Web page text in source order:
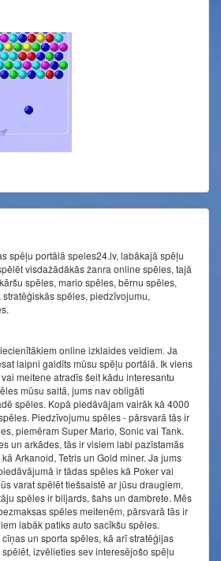
spēļu portālā speles24.lv, labākajā spēļu
visdažādākās žanra online spēles, tajā
spēles, mario spēles, bērnu spēles,
spēles, piedzīvojumu,
online izklaides veidiem. Ja
laipni gaidīts mūsu spēļu portālā. Ik viens
meitene atradīs šeit kādu interesantu
mūsu saitā, jums nav obligāti
spēles. Kopā piedāvājam vairāk kā 4000
Piedzīvojumu spēles - pārsvarā tās ir
piemēram Super Mario, Sonic vai Tank.
un arkādes, tās ir visiem labi pazīstamās
Arkanoid, Tetris un Gold miner. Ja jums
ir tādas spēles kā Poker vai
varat spēlēt tiešsaistē ar jūsu draugiem,
spēles ir biljards, šahs un dambrete. Mēs
spēles meitenēm, pārsvarā tās ir
labāk patiks auto sacīkšu spēles.
un sporta spēles, kā arī stratēģijas
izvēlieties sev interesējošo spēļu